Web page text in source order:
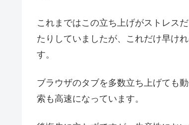
これまではこの立ち上げがストレス
たりしていましたが、これだけ早け
す。
ブラウザのタブを多数立ち上げても
索も高速になっています。